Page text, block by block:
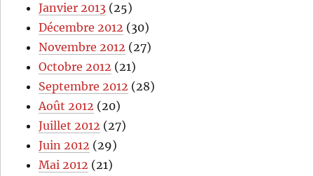
Janvier 2013 (25)
Décembre 2012 (30)
Novembre 2012 (27)
Octobre 2012 (21)
Septembre 2012 (28)
Août 2012 (20)
Juillet 2012 (27)
Juin 2012 (29)
Mai 2012 (21)